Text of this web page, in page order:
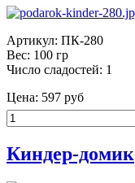
Артикул: ПК-280
Вес: 100 гр
Число сладостей: 1
Цена: 597 руб
Киндер-домик